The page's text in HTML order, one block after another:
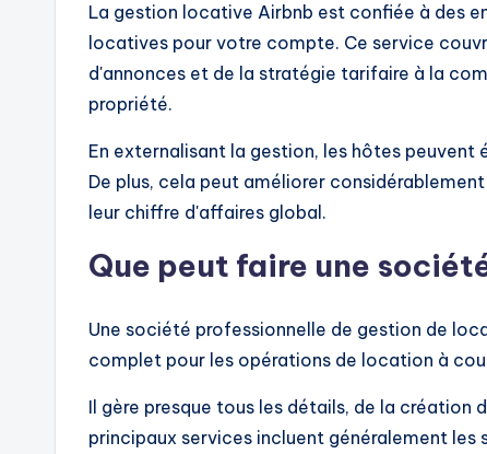
La gestion locative Airbnb est confiée à des
locatives pour votre compte. Ce service
d'annonces et de la stratégie tarifaire à la
propriété.
En externalisant la gestion, les hôtes
De plus, cela peut améliorer
leur chiffre d'affaires global.
Que peut faire une
Une société professionnelle de gestion de
complet pour les opérations de location à
Il gère presque tous les détails, de la
principaux services incluent généralement les